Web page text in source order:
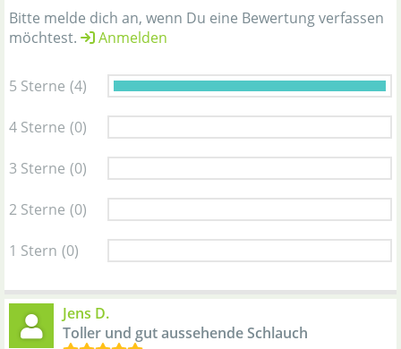
Bitte melde dich an, wenn Du eine Bewertung verfassen
möchtest.
Anmelden
5 Sterne (4)
4 Sterne (0)
3 Sterne (0)
2 Sterne (0)
1 Stern (0)
Jens D.
Toller und gut aussehende Schlauch